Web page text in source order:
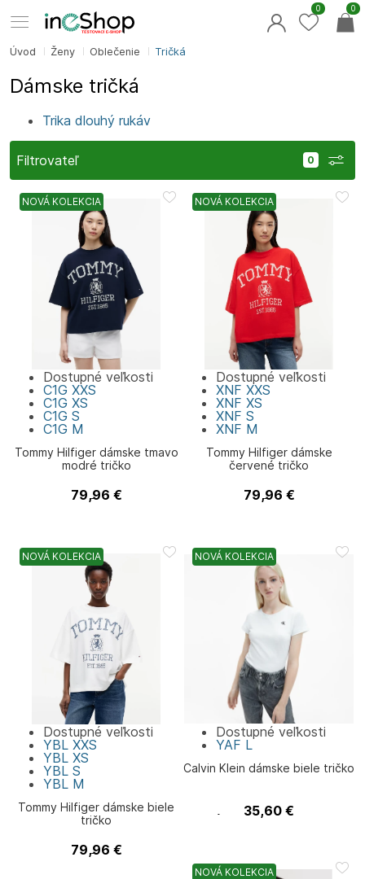
Úvod Ženy Oblečenie Tričká
Dámske tričká
Trika dlouhý rukáv
Filtrovateľ
NOVÁ KOLEKCIA
Tommy Hilfiger dámske tmavo
modré tričko
Tommy Hilfiger
79,96 €
Dostupné veľkosti
C1G XXS
C1G XS
C1G S
C1G M
NOVÁ KOLEKCIA
Tommy Hilfiger dámske
červené tričko
Tommy Hilfiger
79,96 €
Dostupné veľkosti
XNF XXS
XNF XS
XNF S
XNF M
NOVÁ KOLEKCIA
Tommy Hilfiger dámske biele
tričko
Tommy Hilfiger
79,96 €
Dostupné veľkosti
YBL XXS
YBL XS
YBL S
YBL M
NOVÁ KOLEKCIA
Calvin Klein dámske biele tričko
Calvin Klein
35,60 €
Dostupné veľkosti
YAF L
NOVÁ KOLEKCIA
0
0